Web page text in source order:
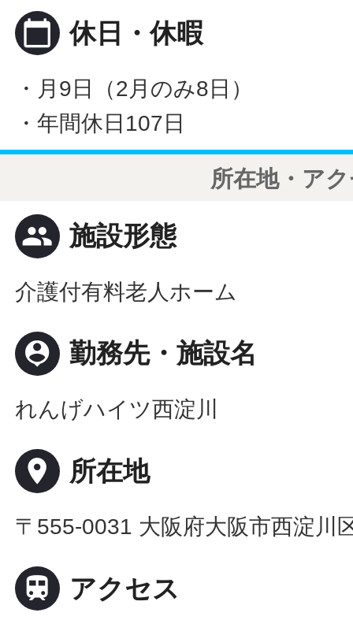
calendar_today 休日・休暇
・月9日（2月のみ8日）
・年間休日107日
所在地・ア
people 施設形態
介護付有料老人ホーム
person_pin 勤務先・施設名
れんげハイツ西淀川
place 所在地
〒555-0031 大阪府大阪市西淀川
 アクセス